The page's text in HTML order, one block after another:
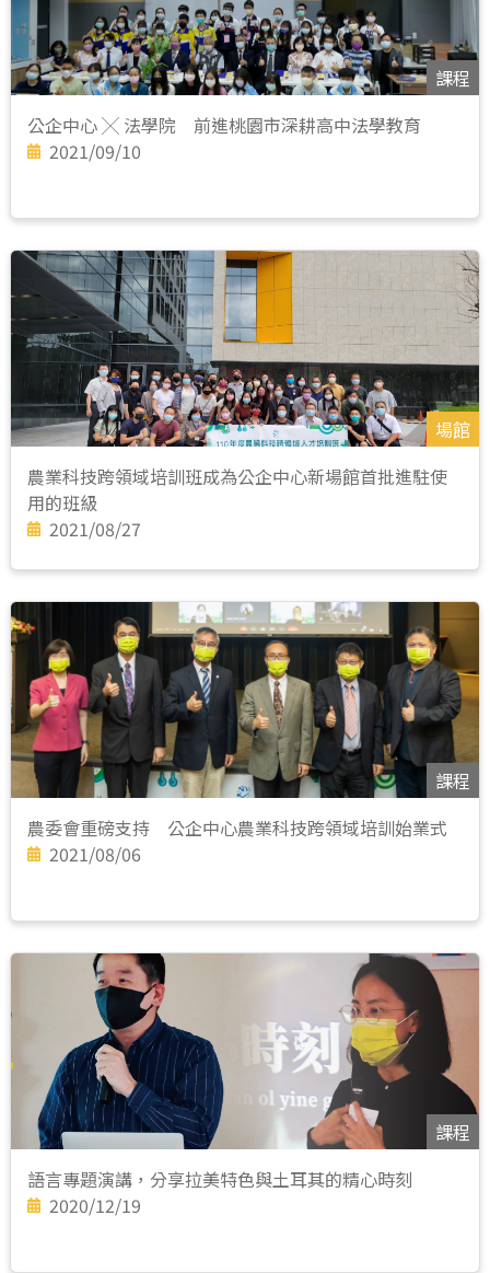
課程
公企中心 ╳ 法學院 前進桃園市深耕高中法學教育
2021/09/10
場館
農業科技跨領域培訓班成為公企中心新場館首批進駐使
用的班級
2021/08/27
課程
農委會重磅支持 公企中心農業科技跨領域培訓始業式
2021/08/06
課程
語言專題演講，分享拉美特色與土耳其的精心時刻
2020/12/19